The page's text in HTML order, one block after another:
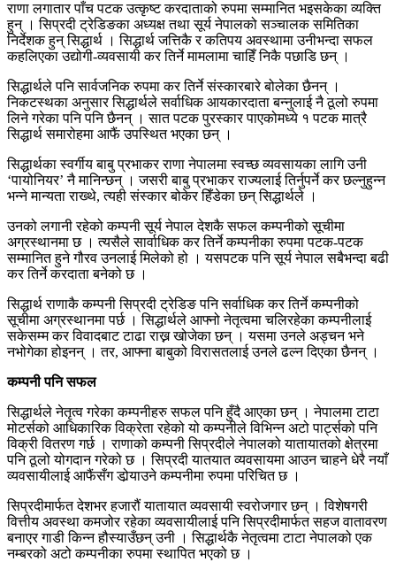
राणा लगातार पाँच पटक उत्कृष्ट करदाताको रुपमा सम्मानित भइसकेका व्यक्ति
हुन् । सिप्रदी ट्रेडिङका अध्यक्ष तथा सूर्य नेपालको सञ्चालक समितिका
निर्देशक हुन् सिद्धार्थ । सिद्धार्थ जत्तिकै र कतिपय अवस्थामा उनीभन्दा सफल
कहलिएका उद्योगी-व्यवसायी कर तिर्ने मामलामा चाहिँ निकै पछाडि छन् ।
सिद्धार्थले पनि सार्वजनिक रुपमा कर तिर्ने संस्कारबारे बोलेका छैनन् ।
निकटस्थका अनुसार सिद्धार्थले सर्वाधिक आयकारदाता बन्नुलाई नै ठूलो रुपमा
लिने गरेका पनि पनि छैनन् । सात पटक पुरस्कार पाएकोमध्ये १ पटक मात्रै
सिद्धार्थ समारोहमा आफैं उपस्थित भएका छन् ।
सिद्धार्थका स्वर्गीय बाबु प्रभाकर राणा नेपालमा स्वच्छ व्यवसायका लागि उनी
‘पायोनियर’ नै मानिन्छन् । जसरी बाबु प्रभाकर राज्यलाई तिर्नुपर्ने कर छल्नुहुन्न
भन्ने मान्यता राख्थे, त्यही संस्कार बोकेर हिँडेका छन् सिद्धार्थले ।
उनको लगानी रहेको कम्पनी सूर्य नेपाल देशकै सफल कम्पनीको सूचीमा
अग्रस्थानमा छ । त्यसैले सार्वाधिक कर तिर्ने कम्पनीका रुपमा पटक-पटक
सम्मानित हुने गौरव उनलाई मिलेको हो । यसपटक पनि सूर्य नेपाल सबैभन्दा बढी
कर तिर्ने करदाता बनेको छ ।
सिद्धार्थ राणाकै कम्पनी सिप्रदी ट्रेडिङ पनि सर्वाधिक कर तिर्ने कम्पनीको
सूचीमा अग्रस्थानमा पर्छ । सिद्धार्थले आफ्नो नेतृत्वमा चलिरहेका कम्पनीलाई
सकेसम्म कर विवादबाट टाढा राख्न खोजेका छन् । यसमा उनले अड्चन भने
नभोगेका होइनन् । तर, आफ्ना बाबुको विरासतलाई उनले ढल्न दिएका छैनन् ।
कम्पनी पनि सफल
सिद्धार्थले नेतृत्व गरेका कम्पनीहरु सफल पनि हुँदै आएका छन् । नेपालमा टाटा
मोटर्सको आधिकारिक विक्रेता रहेको यो कम्पनीले विभिन्न अटो पार्ट्सको पनि
विक्री वितरण गर्छ । राणाको कम्पनी सिप्रदीले नेपालको यातायातको क्षेत्रमा
पनि ठूलो योगदान गरेको छ । सिप्रदी यातयात व्यवसायमा आउन चाहने धेरै नयाँ
व्यवसायीलाई आफैंसँग डोर्‍याउने कम्पनीमा रुपमा परिचित छ ।
सिप्रदीमार्फत देशभर हजारौं यातायात व्यवसायी स्वरोजगार छन् । विशेषगरी
वित्तीय अवस्था कमजोर रहेका व्यवसायीलाई पनि सिप्रदीमार्फत सहज वातावरण
बनाएर गाडी किन्न हौस्याउँछन् उनी । सिद्धार्थकै नेतृत्वमा टाटा नेपालको एक
नम्बरको अटो कम्पनीका रुपमा स्थापित भएको छ ।